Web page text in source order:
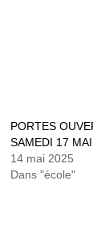
PORTES
SAMEDI 17
14 mai 2025
Dans "école"